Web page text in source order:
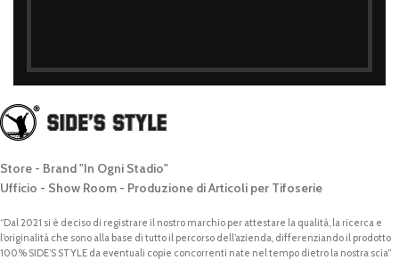
Store - Brand "In Ogni Stadio"
Ufficio - Show Room - Produzione di Articoli per Tifoserie
“Dal 2021 si è deciso di registrare il nostro marchio per attestare la qualità, la ricerca e
l’originalità che sono alla base di tutto il percorso dell’azienda, differenziando il prodotto
100% SIDE’S STYLE da eventuali copie concorrenti nate nel tempo dietro la nostra scia”